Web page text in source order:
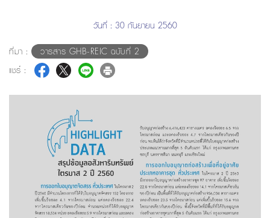
วันที่ : 30 กันยายน 2560
ที่มา :
วารสาร GHB-REIC ฉบับที่ 2
แชร์ :